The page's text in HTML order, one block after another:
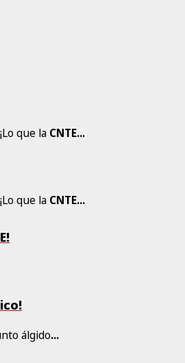
que la CNTE...
que la CNTE...
álgido...